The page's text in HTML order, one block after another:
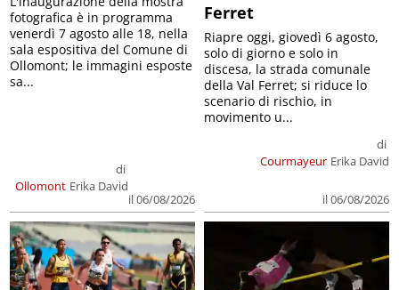
Ollomont
di
Erika David
il 06/08/2026
fotografica è in programma
venerdì 7 agosto alle 18, nella
sala espositiva del Comune di
Ollomont; le immagini esposte
sa...
Ferret
Courmayeur
di
Erika David
il 06/08/2026
Riapre oggi, giovedì 6 agosto,
solo di giorno e solo in
discesa, la strada comunale
della Val Ferret; si riduce lo
scenario di rischio, in
movimento u...